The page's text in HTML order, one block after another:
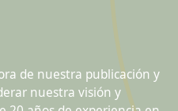
de nuestra publicación y
nuestra visión y